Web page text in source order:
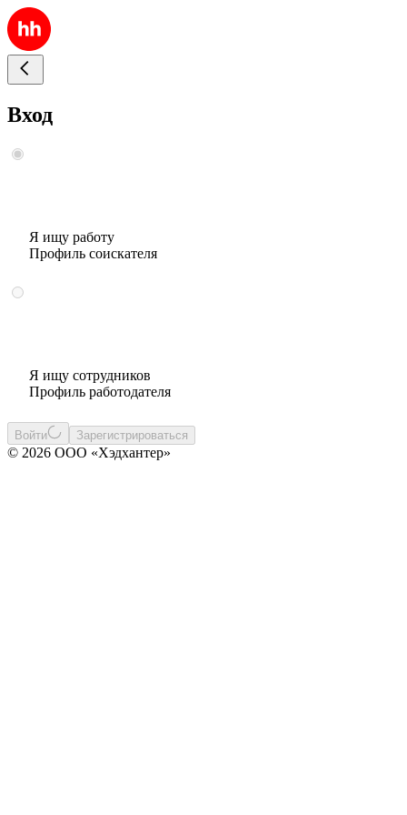
Вход
Я ищу работу
Профиль соискателя
Я ищу сотрудников
Профиль работодателя
Войти Зарегистрироваться
© 2026 ООО «Хэдхантер»